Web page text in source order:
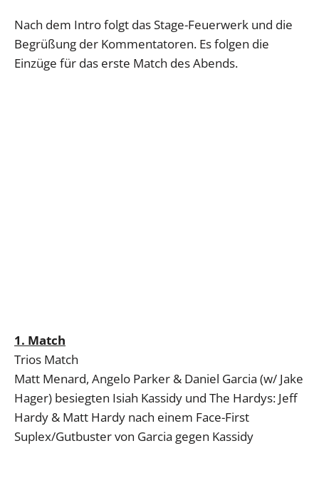
Nach dem Intro folgt das Stage-Feuerwerk und die
Begrüßung der Kommentatoren. Es folgen die
Einzüge für das erste Match des Abends.
1. Match
Trios Match
Matt Menard, Angelo Parker & Daniel Garcia (w/ Jake
Hager) besiegten Isiah Kassidy und The Hardys: Jeff
Hardy & Matt Hardy nach einem Face-First
Suplex/Gutbuster von Garcia gegen Kassidy